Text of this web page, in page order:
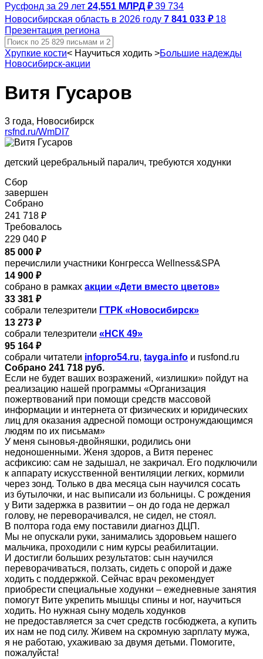
Русфонд за 29 лет 24,551 МЛРД ₽ 39 734
Новосибирская область в 2026 году 7 841 033 ₽ 18
Презентация региона
Хрупкие кости< Научиться ходить >Большие надежды
Новосибирск-акции
Витя Гусаров
3 года, Новосибирск
rsfnd.ru/WmDI7
детский церебральный паралич, требуются ходунки
Сбор
завершен
Собрано
241 718 ₽
Требовалось
229 040 ₽
85 000 ₽
перечислили участники Конгресса Wellness&SPA
14 900 ₽
собрано в рамках акции «Дети вместо цветов»
33 381 ₽
собрали телезрители ГТРК «Новосибирск»
13 273 ₽
собрали телезрители «НСК 49»
95 164 ₽
собрали читатели infopro54.ru, tayga.info и rusfond.ru
Собрано 241 718 руб.
Если не будет ваших возражений, «излишки» пойдут на
реализацию нашей программы «Организация
пожертвований при помощи средств массовой
информации и интернета от физических и юридических
лиц для оказания адресной помощи остронуждающимся
людям по их письмам»
У меня сыновья-двойняшки, родились они
недоношенными. Женя здоров, а Витя перенес
асфиксию: сам не задышал, не закричал. Его подключили
к аппарату искусственной вентиляции легких, кормили
через зонд. Только в два месяца сын научился сосать
из бутылочки, и нас выписали из больницы. С рождения
у Вити задержка в развитии – он до года не держал
голову, не переворачивался, не сидел, не стоял.
В полтора года ему поставили диагноз ДЦП.
Мы не опускали руки, занимались здоровьем нашего
мальчика, проходили с ним курсы реабилитации.
И достигли больших результатов: сын научился
переворачиваться, ползать, сидеть с опорой и даже
ходить с поддержкой. Сейчас врач рекомендует
приобрести специальные ходунки – ежедневные занятия
помогут Вите укрепить мышцы спины и ног, научиться
ходить. Но нужная сыну модель ходунков
не предоставляется за счет средств госбюджета, а купить
их нам не под силу. Живем на скромную зарплату мужа,
я не работаю, ухаживаю за двумя детьми. Помогите,
пожалуйста!